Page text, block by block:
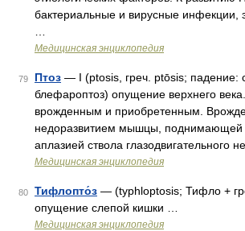
бактериальные и вирусные инфекции,
Медицинская энциклопедия
79 Птоз — I (ptosis, греч. ptōsis; падение:
блефароптоз) опущение верхнего
врожденным и приобретенным.
недоразвитием мышцы, поднимающей
аплазией ствола глазодвигательного
Медицинская энциклопедия
80 Тифлопто́з — (typhloptosis; Тифло +
опущение слепой кишки …
Медицинская энциклопедия